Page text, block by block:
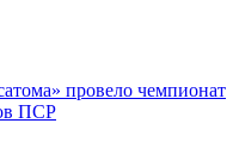
провело чемпионат
ПСР